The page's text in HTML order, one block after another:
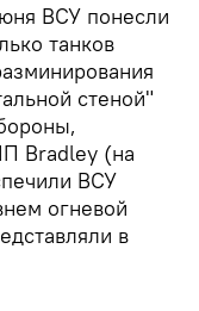
ВСУ понесли
танков
стеной"
Bradley (на
ВСУ
огневой
в